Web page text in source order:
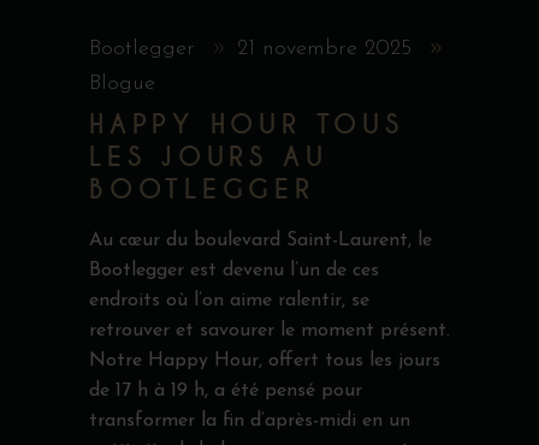
Bootlegger
21 novembre 2025
Blogue
HAPPY HOUR TOUS
LES JOURS AU
BOOTLEGGER
Au cœur du boulevard Saint-Laurent, le
Bootlegger est devenu l’un de ces
endroits où l’on aime ralentir, se
retrouver et savourer le moment présent.
Notre Happy Hour, offert tous les jours
de 17 h à 19 h, a été pensé pour
transformer la fin d’après-midi en un